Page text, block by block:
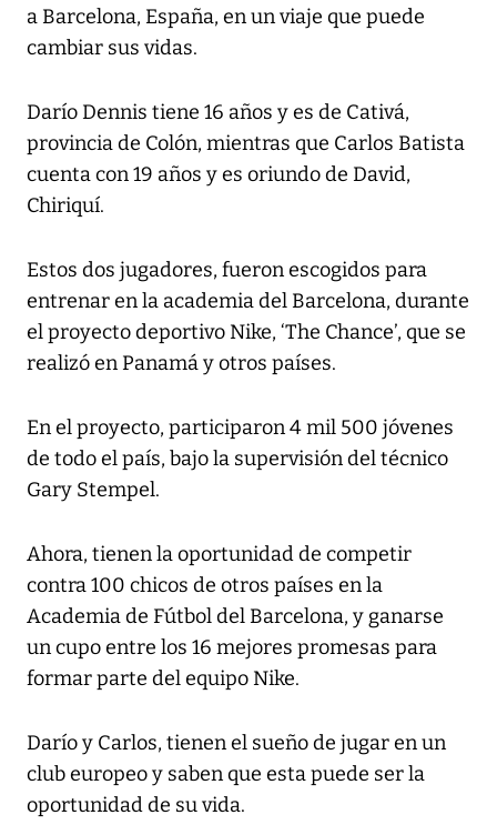
a Barcelona, España, en un viaje que puede
cambiar sus vidas.
Darío Dennis tiene 16 años y es de Cativá,
provincia de Colón, mientras que Carlos Batista
cuenta con 19 años y es oriundo de David,
Chiriquí.
Estos dos jugadores, fueron escogidos para
entrenar en la academia del Barcelona, durante
el proyecto deportivo Nike, ‘The Chance’, que se
realizó en Panamá y otros países.
En el proyecto, participaron 4 mil 500 jóvenes
de todo el país, bajo la supervisión del técnico
Gary Stempel.
Ahora, tienen la oportunidad de competir
contra 100 chicos de otros países en la
Academia de Fútbol del Barcelona, y ganarse
un cupo entre los 16 mejores promesas para
formar parte del equipo Nike.
Darío y Carlos, tienen el sueño de jugar en un
club europeo y saben que esta puede ser la
oportunidad de su vida.